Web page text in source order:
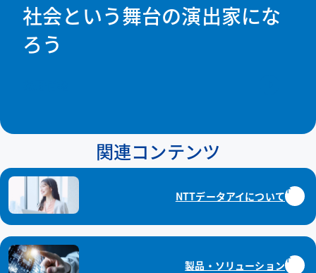
社会という舞台の演出家にな
ろう
関連コンテンツ
NTTデータアイについて
製品・ソリューション